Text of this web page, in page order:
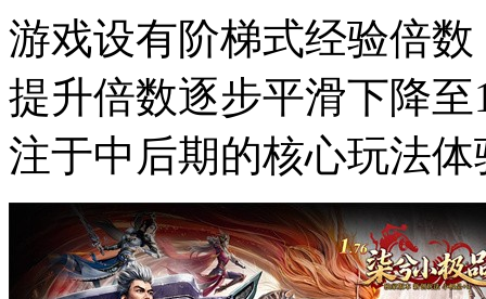
游戏设有阶梯式经验倍
提升倍数逐步平滑下降
注于中后期的核心玩法体